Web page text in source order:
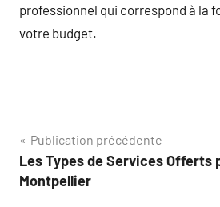
professionnel qui correspond à la
votre budget.
Navigation
de
Publication précédente
Les Types de Services Offerts
Montpellier